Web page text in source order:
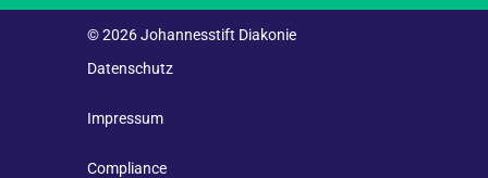
© 2026 Johannesstift Diakonie
Datenschutz
Impressum
Compliance